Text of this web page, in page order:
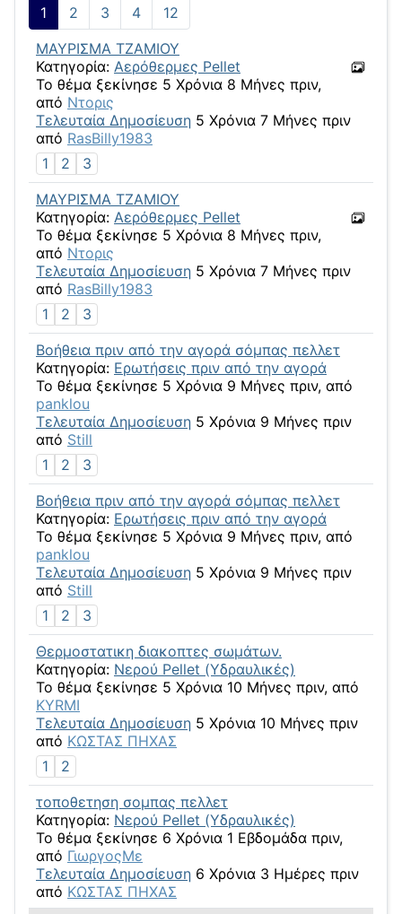
1 2 3 4
12
ΜΑΥΡΙΣΜΑ ΤΖΑΜΙΟΥ
Κατηγορία: Αερόθερμες Pellet
Το θέμα ξεκίνησε 5 Χρόνια 8 Μήνες πριν,
από Ντορις
Τελευταία Δημοσίευση 5 Χρόνια 7 Μήνες πριν
από RasBilly1983
1
2
3
ΜΑΥΡΙΣΜΑ ΤΖΑΜΙΟΥ
Κατηγορία: Αερόθερμες Pellet
Το θέμα ξεκίνησε 5 Χρόνια 8 Μήνες πριν,
από Ντορις
Τελευταία Δημοσίευση 5 Χρόνια 7 Μήνες πριν
από RasBilly1983
1
2
3
Βοήθεια πριν από την αγορά σόμπας πελλετ
Κατηγορία: Ερωτήσεις πριν από την αγορά
Το θέμα ξεκίνησε 5 Χρόνια 9 Μήνες πριν, από
panklou
Τελευταία Δημοσίευση 5 Χρόνια 9 Μήνες πριν
από Still
1
2
3
Βοήθεια πριν από την αγορά σόμπας πελλετ
Κατηγορία: Ερωτήσεις πριν από την αγορά
Το θέμα ξεκίνησε 5 Χρόνια 9 Μήνες πριν, από
panklou
Τελευταία Δημοσίευση 5 Χρόνια 9 Μήνες πριν
από Still
1
2
3
Θερμοστατικη διακοπτες σωμάτων.
Κατηγορία: Νερού Pellet (Υδραυλικές)
Το θέμα ξεκίνησε 5 Χρόνια 10 Μήνες πριν, από
KYRMI
Τελευταία Δημοσίευση 5 Χρόνια 10 Μήνες πριν
από ΚΩΣΤΑΣ ΠΗΧΑΣ
1
2
τοποθετηση σομπας πελλετ
Κατηγορία: Νερού Pellet (Υδραυλικές)
Το θέμα ξεκίνησε 6 Χρόνια 1 Εβδομάδα πριν,
από ΓιωργοςΜε
Τελευταία Δημοσίευση 6 Χρόνια 3 Ημέρες πριν
από ΚΩΣΤΑΣ ΠΗΧΑΣ